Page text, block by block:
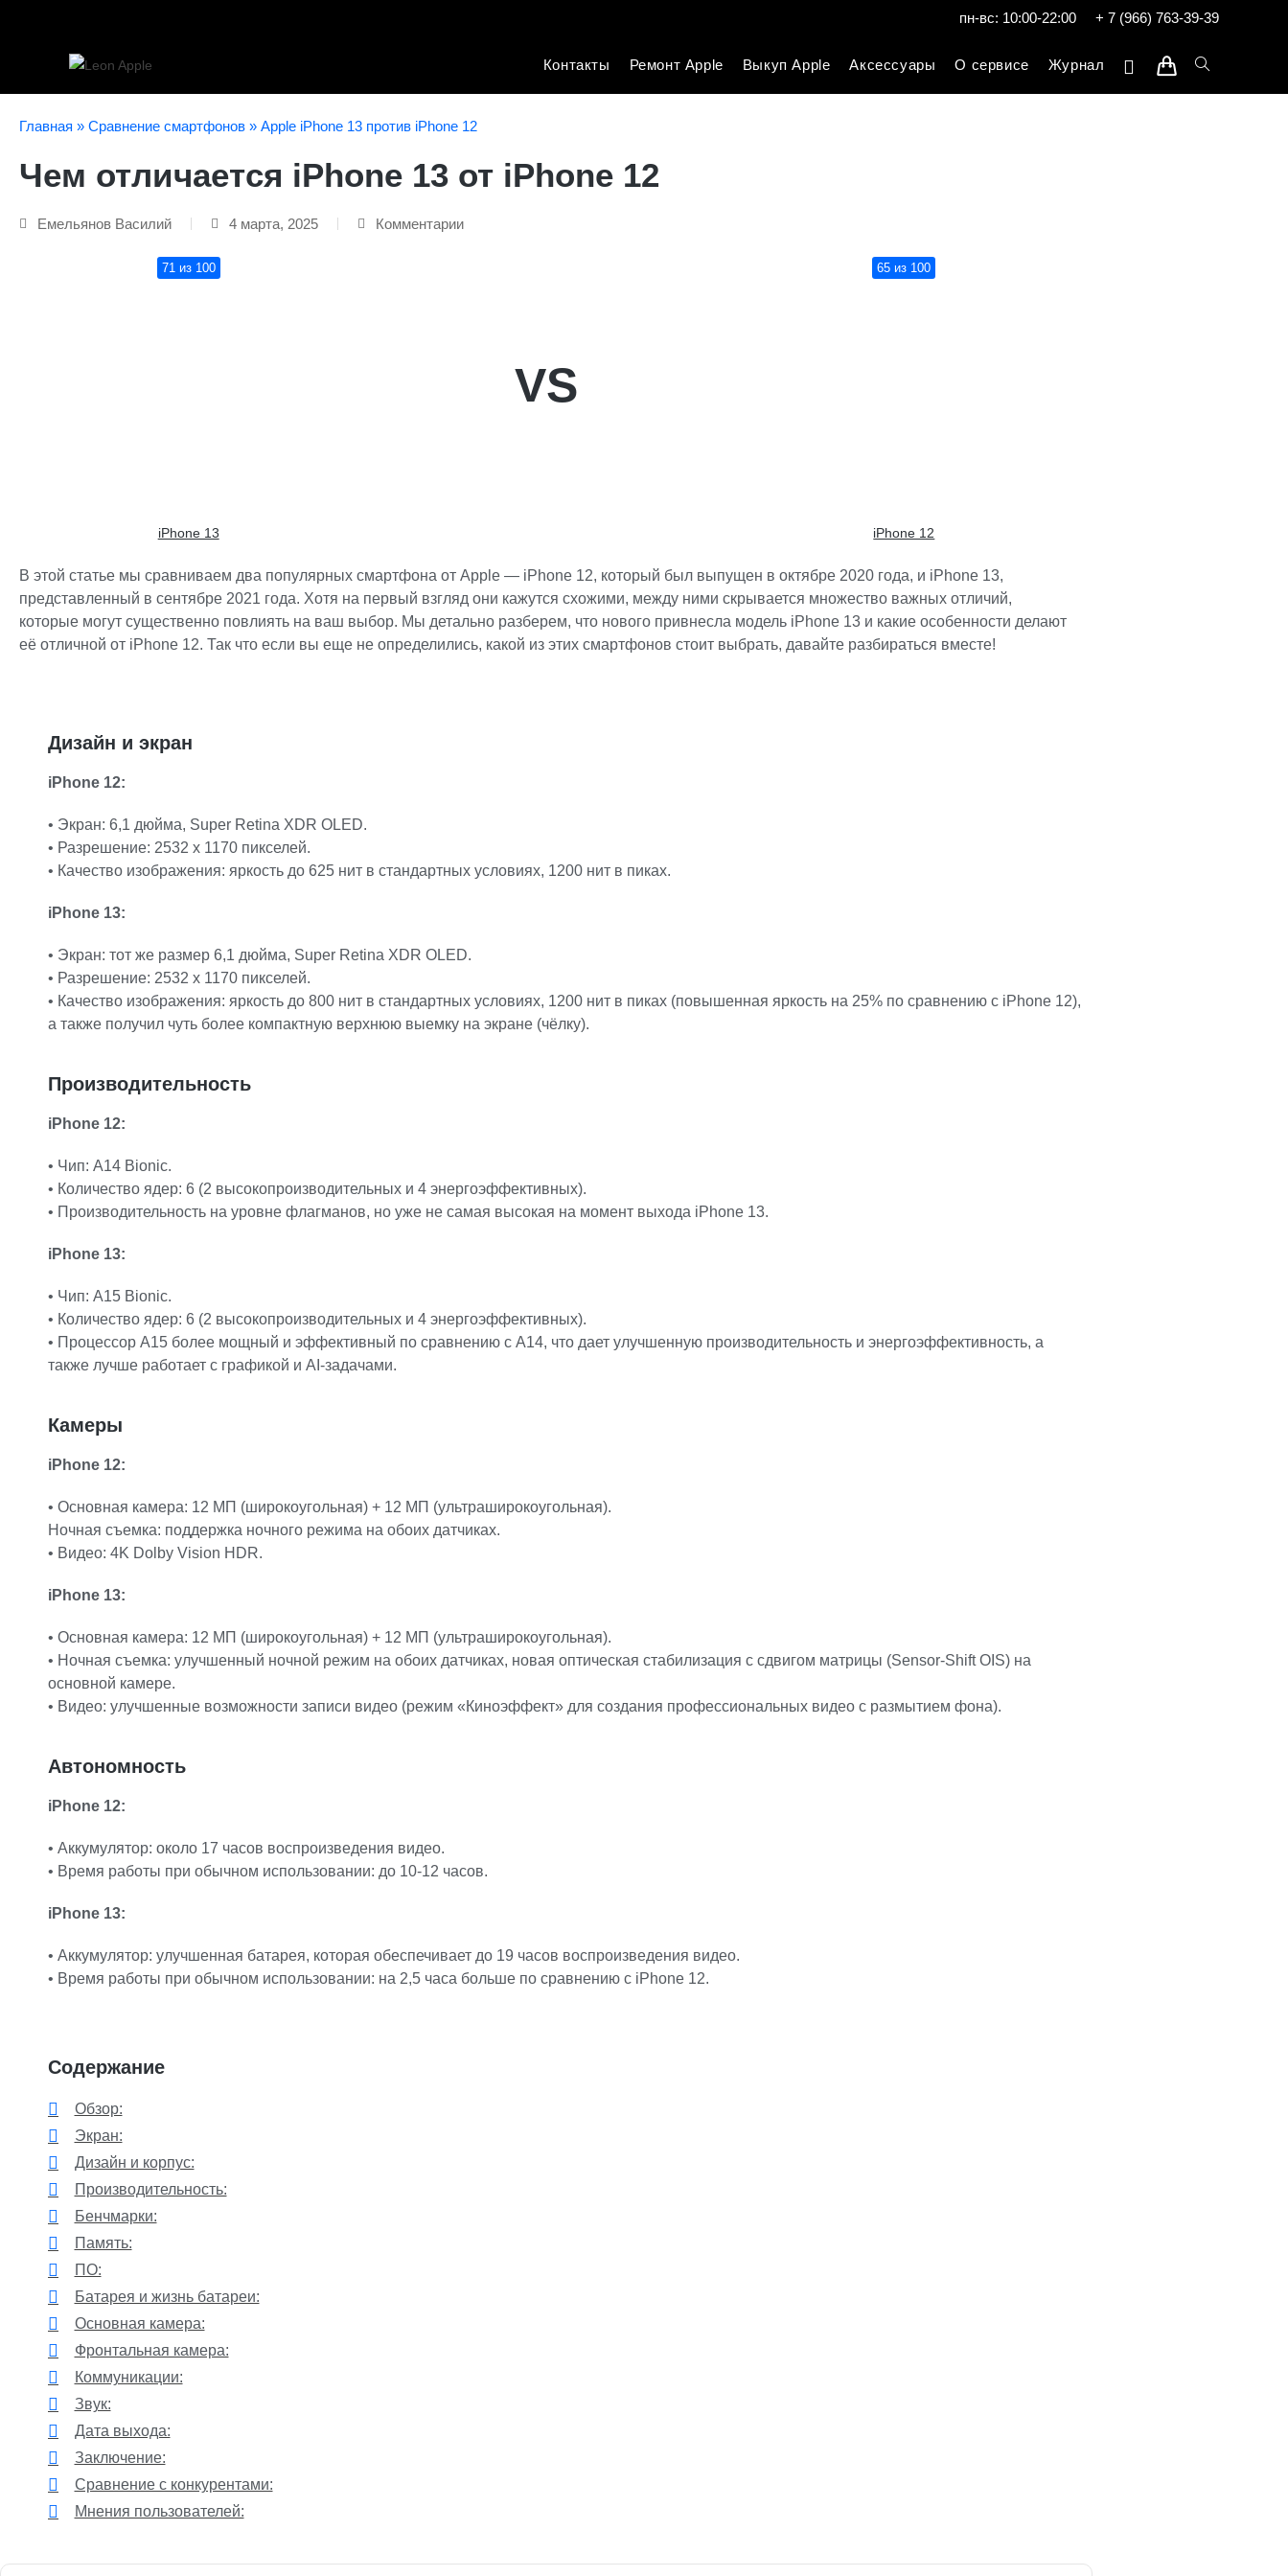
пн-вс: 10:00-22:00 + 7 (966) 763-39-39
Контакты Ремонт Apple Выкуп Apple Аксессуары О сервисе Журнал
Главная » Сравнение смартфонов » Apple iPhone 13 против iPhone 12
Чем отличается iPhone 13 от iPhone 12
Емельянов Василий 4 марта, 2025 Комментарии
71 из 100
iPhone 13
VS
65 из 100
iPhone 12
В этой статье мы сравниваем два популярных смартфона от Apple — iPhone 12, который был выпущен в октябре 2020 года, и iPhone 13,
представленный в сентябре 2021 года. Хотя на первый взгляд они кажутся схожими, между ними скрывается множество важных отличий,
которые могут существенно повлиять на ваш выбор. Мы детально разберем, что нового привнесла модель iPhone 13 и какие особенности делают
её отличной от iPhone 12. Так что если вы еще не определились, какой из этих смартфонов стоит выбрать, давайте разбираться вместе!
Дизайн и экран
iPhone 12:
• Экран: 6,1 дюйма, Super Retina XDR OLED.
• Разрешение: 2532 x 1170 пикселей.
• Качество изображения: яркость до 625 нит в стандартных условиях, 1200 нит в пиках.
iPhone 13:
• Экран: тот же размер 6,1 дюйма, Super Retina XDR OLED.
• Разрешение: 2532 x 1170 пикселей.
• Качество изображения: яркость до 800 нит в стандартных условиях, 1200 нит в пиках (повышенная яркость на 25% по сравнению с iPhone 12),
а также получил чуть более компактную верхнюю выемку на экране (чёлку).
Производительность
iPhone 12:
• Чип: A14 Bionic.
• Количество ядер: 6 (2 высокопроизводительных и 4 энергоэффективных).
• Производительность на уровне флагманов, но уже не самая высокая на момент выхода iPhone 13.
iPhone 13:
• Чип: A15 Bionic.
• Количество ядер: 6 (2 высокопроизводительных и 4 энергоэффективных).
• Процессор A15 более мощный и эффективный по сравнению с A14, что дает улучшенную производительность и энергоэффективность, а
также лучше работает с графикой и AI-задачами.
Камеры
iPhone 12:
• Основная камера: 12 МП (широкоугольная) + 12 МП (ультраширокоугольная).
Ночная съемка: поддержка ночного режима на обоих датчиках.
• Видео: 4K Dolby Vision HDR.
iPhone 13:
• Основная камера: 12 МП (широкоугольная) + 12 МП (ультраширокоугольная).
• Ночная съемка: улучшенный ночной режим на обоих датчиках, новая оптическая стабилизация с сдвигом матрицы (Sensor-Shift OIS) на
основной камере.
• Видео: улучшенные возможности записи видео (режим «Киноэффект» для создания профессиональных видео с размытием фона).
Автономность
iPhone 12:
• Аккумулятор: около 17 часов воспроизведения видео.
• Время работы при обычном использовании: до 10-12 часов.
iPhone 13:
• Аккумулятор: улучшенная батарея, которая обеспечивает до 19 часов воспроизведения видео.
• Время работы при обычном использовании: на 2,5 часа больше по сравнению с iPhone 12.
Содержание
Обзор:
Экран:
Дизайн и корпус:
Производительность:
Бенчмарки:
Память:
ПО:
Батарея и жизнь батареи:
Основная камера:
Фронтальная камера:
Коммуникации:
Звук:
Дата выхода:
Заключение:
Сравнение с конкурентами:
Мнения пользователей: